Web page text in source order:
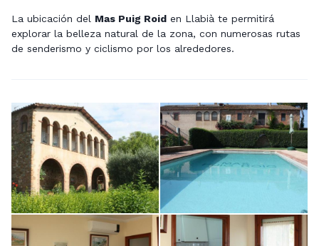
La ubicación del Mas Puig Roid en Llabià te permitirá
explorar la belleza natural de la zona, con numerosas rutas
de senderismo y ciclismo por los alrededores.